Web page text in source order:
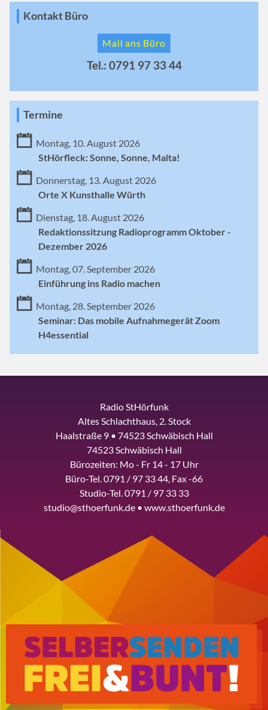
Kontakt Büro
Mail ans Büro
Tel.: 0791 97 33 44
Termine
Montag, 10. August 2026
StHörfleck: Sonne, Sonne, Malta!
Donnerstag, 13. August 2026
Orte X Kunsthalle Würth
Dienstag, 18. August 2026
Redaktionssitzung Radioprogramm Oktober -
Dezember 2026
Montag, 07. September 2026
Einführung ins Radio machen
Montag, 28. September 2026
Seminar: Das mobile Aufnahmegerät Zoom
H4essential
Radio StHörfunk
Altes Schlachthaus, 2. Stock
Haalstraße 9 • 74523 Schwäbisch Hall
74523 Schwäbisch Hall
Bürozeiten: Mo - Fr 14 - 17 Uhr
Büro-Tel. 0791 / 97 33 44, Fax -66
Studio-Tel. 0791 / 97 33 33
studio@sthoerfunk.de • www.sthoerfunk.de